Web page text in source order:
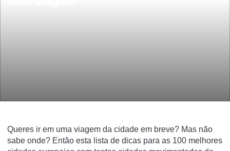
Queres ir em uma viagem da cidade em breve? Mas não
sabe onde? Então esta lista de dicas para as 100 melhores